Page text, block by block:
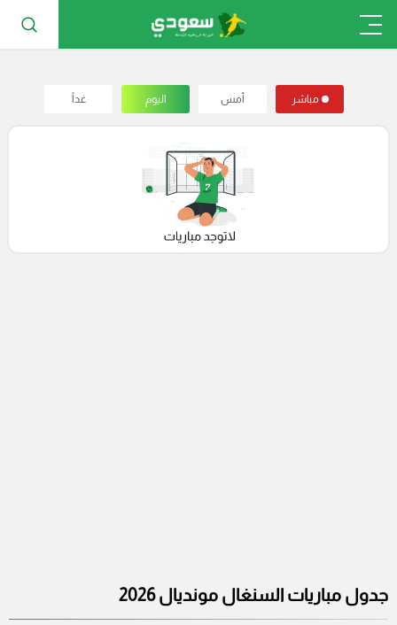
مباشر أمس اليوم غداً
جدول مباريات السنغال مونديال 2026